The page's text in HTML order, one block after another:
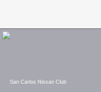
San Carlos Nissan Club